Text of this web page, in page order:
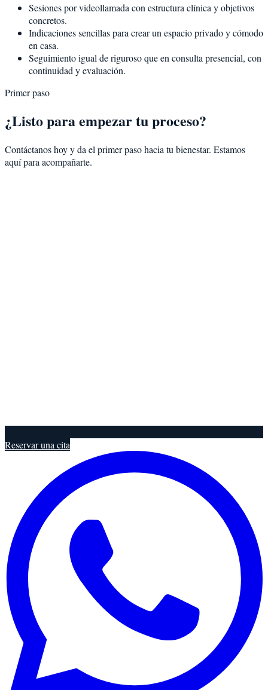
Sesiones por videollamada con estructura clínica y objetivos
concretos.
Indicaciones sencillas para crear un espacio privado y cómodo
en casa.
Seguimiento igual de riguroso que en consulta presencial, con
continuidad y evaluación.
Primer paso
¿Listo para empezar tu proceso?
Contáctanos hoy y da el primer paso hacia tu bienestar. Estamos
aquí para acompañarte.
Reservar una cita